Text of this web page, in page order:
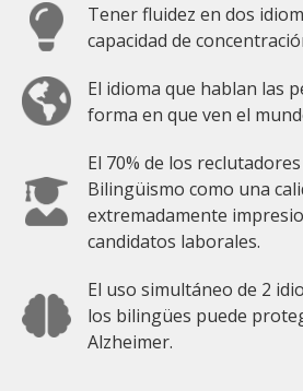
Tener fluidez en dos
capacidad de
El idioma que hablan las
forma en que ven el
El 70% de los
Bilingüismo como una
extremadamente
candidatos laborales.
El uso simultáneo de 2
los bilingües puede
Alzheimer.